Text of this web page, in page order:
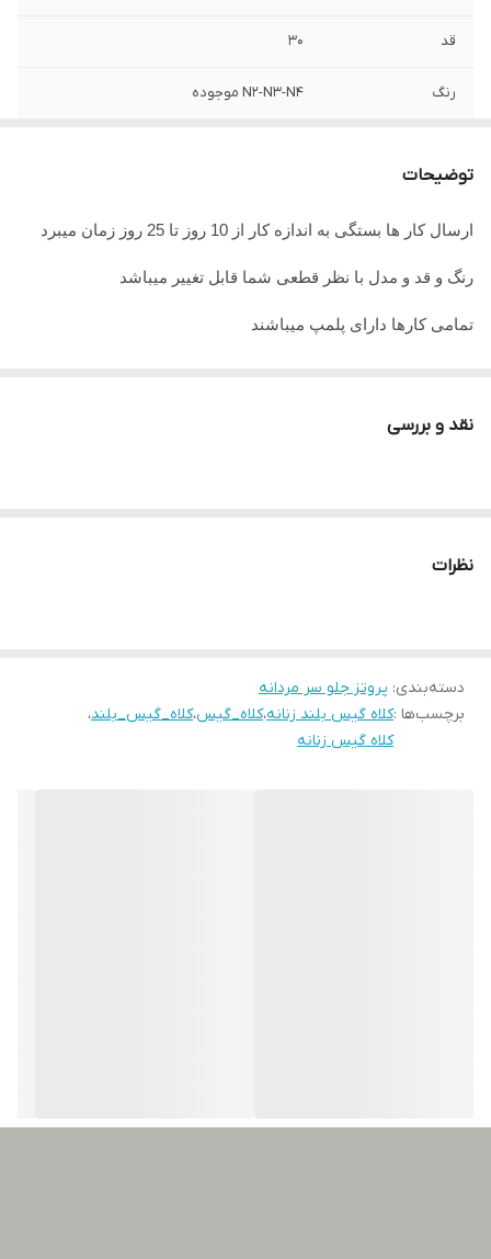
قد 30
رنگ N2-N3-N4 موجوده
توضیحات
ارسال کار ها بستگی به اندازه کار از 10 روز تا 25 روز زمان میبرد
رنگ و قد و مدل با نظر قطعی شما قابل تغییر میباشد
تمامی کارها دارای پلمپ میباشند
در صورت داشتن سوال میتوانید از پشتیبان های ما راهنمایی دریافت
نقد و بررسی
نظرات
دسته‌بندی: پروتز جلو سر مردانه
برچسب‌ها :کلاه گیس بلند زنانه،کلاه_گیس،کلاه_گیس_بلند،
کلاه گیس زنانه